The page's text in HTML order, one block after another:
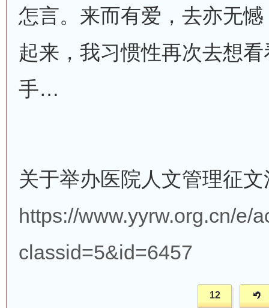
怎言。来而有爱，去亦无
起来，我习惯性再次去想
手…
关于举办医院人文管理征
https://www.yyrw.org.cn/e/
classid=5&id=6457
12